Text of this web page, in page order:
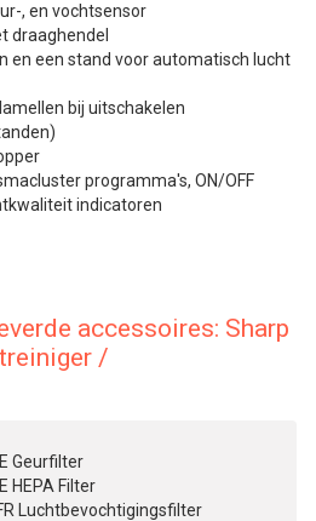
, en vochtsensor
draaghendel
en een stand voor automatisch lucht
bij uitschakelen
programma's, ON/OFF
indicatoren
accessoires: Sharp
/
Geurfilter
HEPA Filter
Luchtbevochtigingsfilter